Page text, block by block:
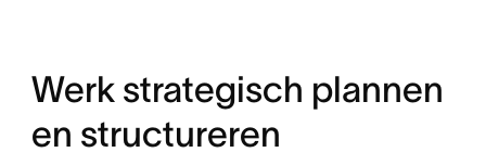
Werk strategisch plannen
en structureren